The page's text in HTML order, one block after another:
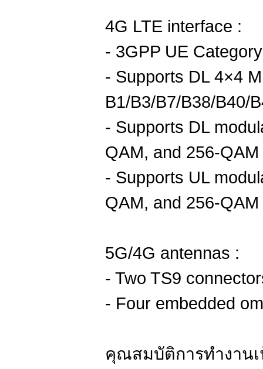
4G LTE interface :
- 3GPP UE
- Supports DL 4×4
B1/B3/B7/B38/B40/
- Supports DL
QAM, and 256-QAM
- Supports UL
QAM, and 256-QAM
5G/4G antennas :
- Two TS9
- Four embedded
คุณสมบัติการทำงาน